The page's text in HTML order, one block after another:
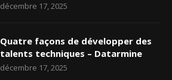
décembre 17, 2025
Quatre façons de développer des
talents techniques – Datarmine
décembre 17, 2025